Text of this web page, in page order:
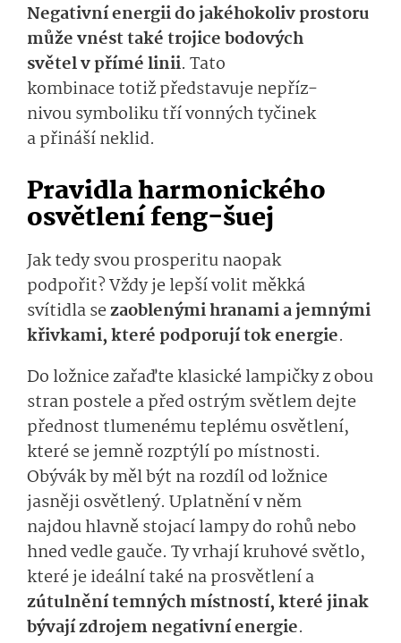
Negativní energii dojakéhokolivpros­toru
může vnésttakétro­jice bodových
světelv přímé linii. Tato
kombinacetotižpřed­stavujenepříz­
nivousymboli­kutří vonných tyčinek
apřináší neklid.
Pravidla harmonického
osvětlení feng-šuej
Jak tedy svou prosperitu naopak
podpořit?Vždy je lepší volit měkká
svítidlasezaoblenými hranami a jemnými
křivkami, které podporují tok energie.
Do ložnice zařaďteklasické lampičky z obou
stran postele a před ostrým světlem dejte
přednost tlumenémuteplé­muosvětlení,
kterése jemně rozptýlí po místnosti.
Obývák by měl být na rozdíl od ložnice
jasněji osvětlený. Uplatnění v něm
najdouhlavněstojací lampy do rohůnebo
hned vedle gauče. Ty vrhají kruhové světlo,
které je ideální také na prosvětlenía
zútulněnítemných místností, kteréjinak
bývajízdrojemne­gativní energie.